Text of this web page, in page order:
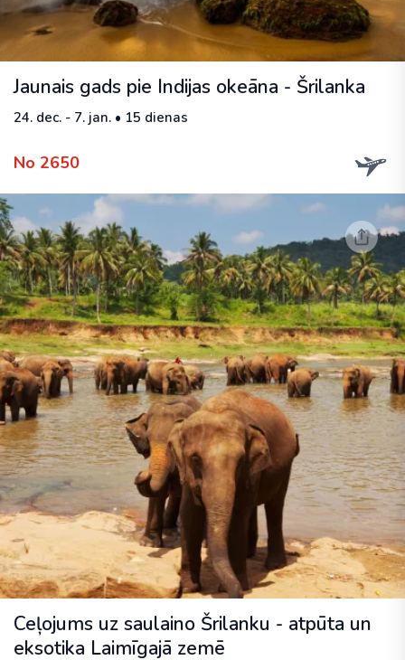
Jaunais gads pie Indijas okeāna - Šrilanka
24. dec. - 7. jan. • 15 dienas
No 2650
Ceļojums uz saulaino Šrilanku - atpūta un
eksotika Laimīgajā zemē